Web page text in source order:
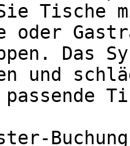
Tische
oder
Das
und
Buchung